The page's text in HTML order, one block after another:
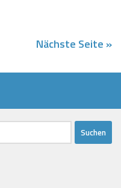
Nächste Seite »